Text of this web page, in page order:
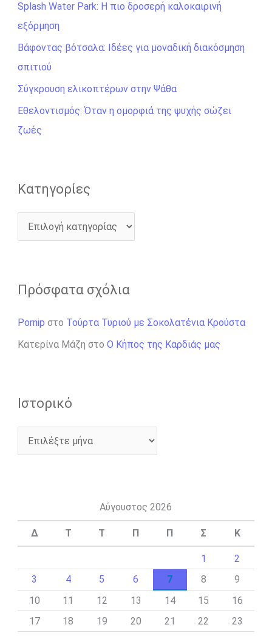
τ
η
σ
η
γ
ι
α
Splash Water Park: Η πιο δροσερή καλοκαιρινή
εξόρμηση
Βάφοντας βότσαλα: Ιδέες για μοναδική διακόσμηση
σπιτιού
Σύγκρουση ελικοπτέρων στην Ψάθα
Εθελοντισμός: Όταν η ομορφιά της ψυχής σώζει
ζωές
Kατηγορίες
Πρόσφατα σχόλια
Pornip στο Τούρτα Τυριού με Σοκολατένια Κρούστα
Κατερίνα Μάζη στο Ο Κήπος της Καρδιάς μας
Ιστορικό
Αύγουστος 2026
Δ Τ Τ Π Π Σ Κ
1
2
3
4 5 6 7 8
9
10
11 12 13 14 15
16
17
18 19 20 21 22 23